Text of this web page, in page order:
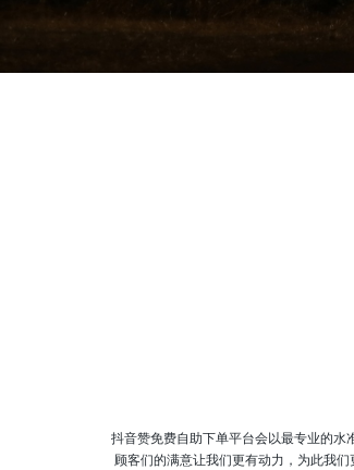
抖音赞免费自助下单平台会以最专业的水
顾客们的满意让我们更有动力，为此我